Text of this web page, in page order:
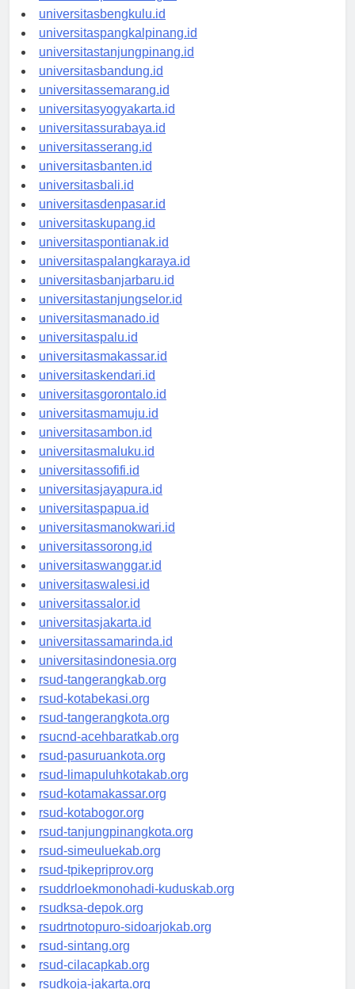
universitaspalembang.id
universitasbengkulu.id
universitaspangkalpinang.id
universitastanjungpinang.id
universitasbandung.id
universitassemarang.id
universitasyogyakarta.id
universitassurabaya.id
universitasserang.id
universitasbanten.id
universitasbali.id
universitasdenpasar.id
universitaskupang.id
universitaspontianak.id
universitaspalangkaraya.id
universitasbanjarbaru.id
universitastanjungselor.id
universitasmanado.id
universitaspalu.id
universitasmakassar.id
universitaskendari.id
universitasgorontalo.id
universitasmamuju.id
universitasambon.id
universitasmaluku.id
universitassofifi.id
universitasjayapura.id
universitaspapua.id
universitasmanokwari.id
universitassorong.id
universitaswanggar.id
universitaswalesi.id
universitassalor.id
universitasjakarta.id
universitassamarinda.id
universitasindonesia.org
rsud-tangerangkab.org
rsud-kotabekasi.org
rsud-tangerangkota.org
rsucnd-acehbaratkab.org
rsud-pasuruankota.org
rsud-limapuluhkotakab.org
rsud-kotamakassar.org
rsud-kotabogor.org
rsud-tanjungpinangkota.org
rsud-simeuluekab.org
rsud-tpikepriprov.org
rsuddrloekmonohadi-kuduskab.org
rsudksa-depok.org
rsudrtnotopuro-sidoarjokab.org
rsud-sintang.org
rsud-cilacapkab.org